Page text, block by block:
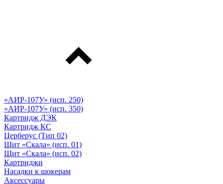
«АИР-107У» (исп. 250)
«АИР-107У» (исп. 350)
Картридж ДЭК
Картридж КС
Церберус (Тип 02)
Щит «Скала» (исп. 01)
Щит «Скала» (исп. 02)
Картриджи
Насадки к шокерам
Аксессуары